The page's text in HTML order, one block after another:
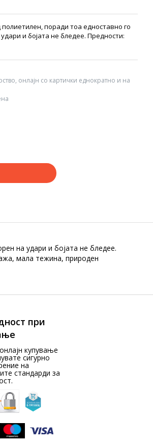
поради тоа едноставно го
и бојата не бледее. Предности:
онлајн со картички еднократно и на
на удари и бојата не бледее.
мала тежина, природен
при
купување
сигурно
на
стандарди за